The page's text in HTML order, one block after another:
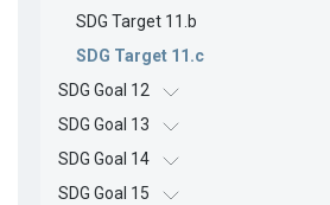
SDG Target 11.b
SDG Target 11.c
SDG Goal 12
SDG Goal 13
SDG Goal 14
SDG Goal 15